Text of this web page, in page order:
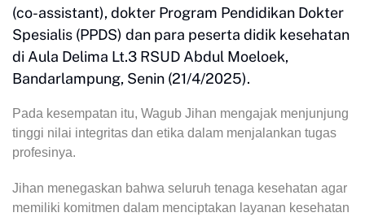
(co-assistant), dokter Program Pendidikan Dokter
Spesialis (PPDS) dan para peserta didik kesehatan
di Aula Delima Lt.3 RSUD Abdul Moeloek,
Bandarlampung, Senin (21/4/2025).
Pada kesempatan itu, Wagub Jihan mengajak menjunjung
tinggi nilai integritas dan etika dalam menjalankan tugas
profesinya.
Jihan menegaskan bahwa seluruh tenaga kesehatan agar
memiliki komitmen dalam menciptakan layanan kesehatan